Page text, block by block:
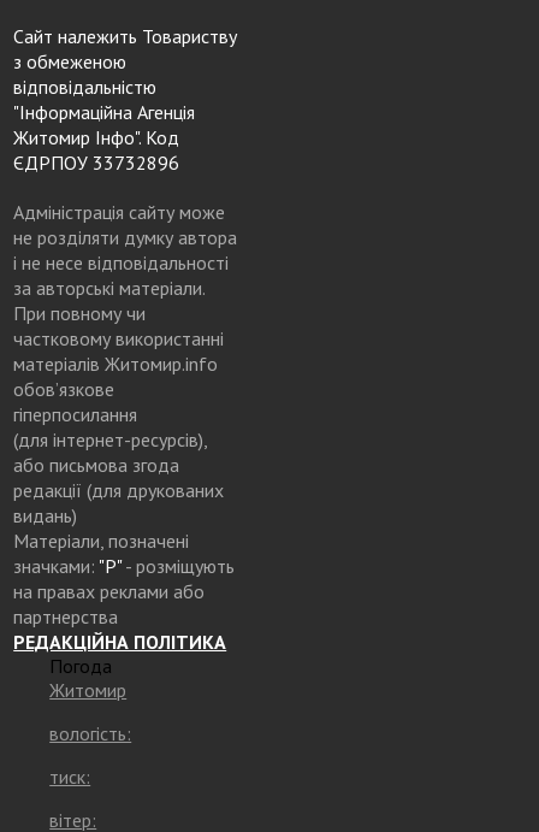
Сайт належить Товариству
з обмеженою
відповідальністю
"Інформаційна Агенція
Житомир Інфо". Код
ЄДРПОУ 33732896
Адміністрація сайту може
не розділяти думку автора
і не несе відповідальності
за авторські матеріали.
При повному чи
частковому використанні
матеріалів Житомир.info
обов’язкове
гіперпосилання
(для інтернет-ресурсів),
або письмова згода
редакції (для друкованих
видань)
Матеріали, позначені
значками: "Р"- розміщують
на правах реклами або
партнерства
РЕДАКЦІЙНА ПОЛІТИКА
Погода
Житомир
вологість:
тиск:
вітер: